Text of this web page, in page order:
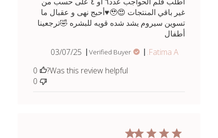
غير باقي المنتجات 😍🥹♥️أحبج نهى و عقبال ما
تسوين سيروم يشد شده قويه للبشره 🤣ترجعينا
أطفال
Fatima A.
Verified Buyer
Published03/07/25
Was this review helpful?
0
0